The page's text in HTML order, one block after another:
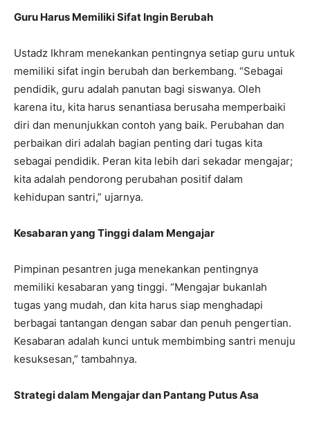
Guru Harus Memiliki Sifat Ingin Berubah
Ustadz Ikhram menekankan pentingnya setiap guru untuk
memiliki sifat ingin berubah dan berkembang. “Sebagai
pendidik, guru adalah panutan bagi siswanya. Oleh
karena itu, kita harus senantiasa berusaha memperbaiki
diri dan menunjukkan contoh yang baik. Perubahan dan
perbaikan diri adalah bagian penting dari tugas kita
sebagai pendidik. Peran kita lebih dari sekadar mengajar;
kita adalah pendorong perubahan positif dalam
kehidupan santri,” ujarnya.
Kesabaran yang Tinggi dalam Mengajar
Pimpinan pesantren juga menekankan pentingnya
memiliki kesabaran yang tinggi. “Mengajar bukanlah
tugas yang mudah, dan kita harus siap menghadapi
berbagai tantangan dengan sabar dan penuh pengertian.
Kesabaran adalah kunci untuk membimbing santri menuju
kesuksesan,” tambahnya.
Strategi dalam Mengajar dan Pantang Putus Asa